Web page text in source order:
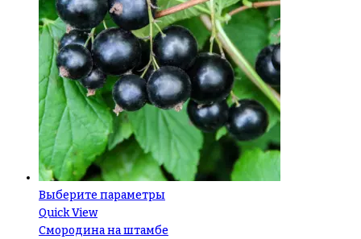
Выберите параметры
Quick View
Смородина на штамбе